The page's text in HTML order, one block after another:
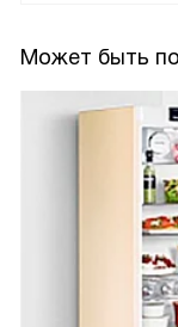
Может быть